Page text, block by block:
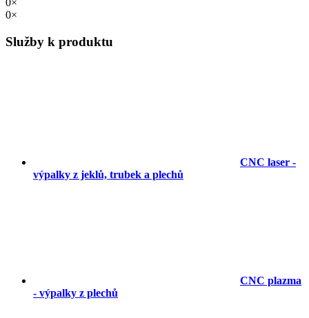
0×
0×
Služby k produktu
CNC laser -
výpalky z jeklů, trubek a plechů
CNC plazma
- výpalky z plechů